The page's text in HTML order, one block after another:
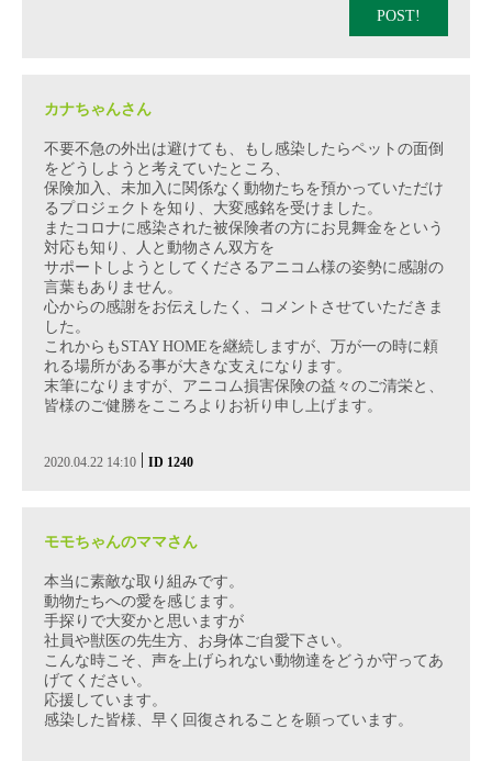
POST!
カナちゃんさん
不要不急の外出は避けても、もし感染したらペットの面倒
をどうしようと考えていたところ、
保険加入、未加入に関係なく動物たちを預かっていただけ
るプロジェクトを知り、大変感銘を受けました。
またコロナに感染された被保険者の方にお見舞金をという
対応も知り、人と動物さん双方を
サポートしようとしてくださるアニコム様の姿勢に感謝の
言葉もありません。
心からの感謝をお伝えしたく、コメントさせていただきま
した。
これからもSTAY HOMEを継続しますが、万が一の時に頼
れる場所がある事が大きな支えになります。
末筆になりますが、アニコム損害保険の益々のご清栄と、
皆様のご健勝をこころよりお祈り申し上げます。
2020.04.22 14:10 | ID 1240
モモちゃんのママさん
本当に素敵な取り組みです。
動物たちへの愛を感じます。
手探りで大変かと思いますが
社員や獣医の先生方、お身体ご自愛下さい。
こんな時こそ、声を上げられない動物達をどうか守ってあ
げてください。
応援しています。
感染した皆様、早く回復されることを願っています。